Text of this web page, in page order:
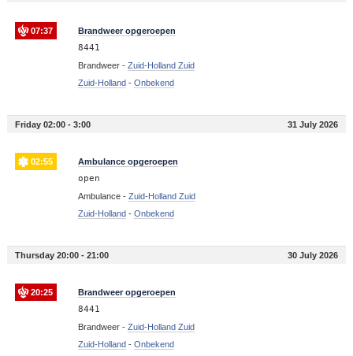
07:37 Brandweer opgeroepen
8441
Brandweer - Zuid-Holland Zuid
Zuid-Holland - Onbekend
Friday 02:00 - 3:00 31 July 2026
02:55 Ambulance opgeroepen
open
Ambulance - Zuid-Holland Zuid
Zuid-Holland - Onbekend
Thursday 20:00 - 21:00 30 July 2026
20:25 Brandweer opgeroepen
8441
Brandweer - Zuid-Holland Zuid
Zuid-Holland - Onbekend